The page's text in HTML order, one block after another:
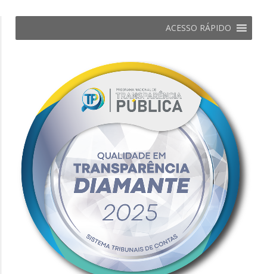
ACESSO RÁPIDO